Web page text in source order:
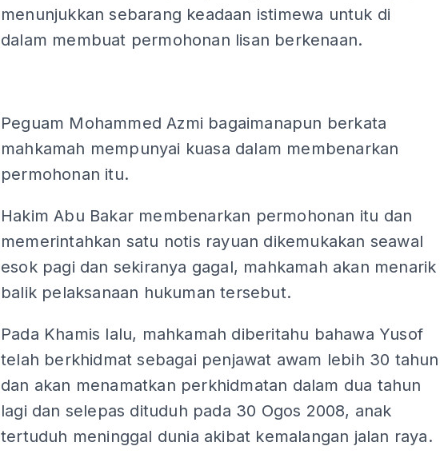
menunjukkan sebarang keadaan istimewa untuk di
dalam membuat permohonan lisan berkenaan.
Peguam Mohammed Azmi bagaimanapun berkata
mahkamah mempunyai kuasa dalam membenarkan
permohonan itu.
Hakim Abu Bakar membenarkan permohonan itu dan
memerintahkan satu notis rayuan dikemukakan seawal
esok pagi dan sekiranya gagal, mahkamah akan menarik
balik pelaksanaan hukuman tersebut.
Pada Khamis lalu, mahkamah diberitahu bahawa Yusof
telah berkhidmat sebagai penjawat awam lebih 30 tahun
dan akan menamatkan perkhidmatan dalam dua tahun
lagi dan selepas dituduh pada 30 Ogos 2008, anak
tertuduh meninggal dunia akibat kemalangan jalan raya.